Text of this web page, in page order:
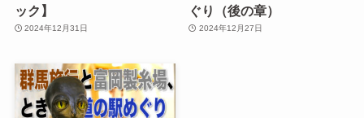
ック】
2024年12月31日
ぐり（後の章）
2024年12月27日